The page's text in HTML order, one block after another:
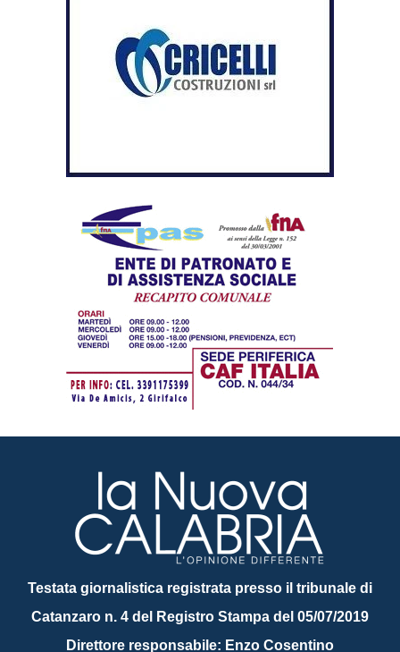
Testata giornalistica registrata presso il tribunale di
Catanzaro n. 4 del Registro Stampa del 05/07/2019
Direttore responsabile: Enzo Cosentino